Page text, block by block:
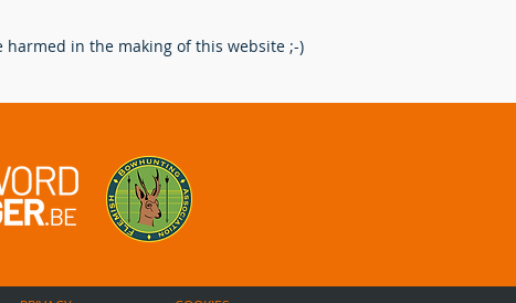
harmed in the making of this website ;-)